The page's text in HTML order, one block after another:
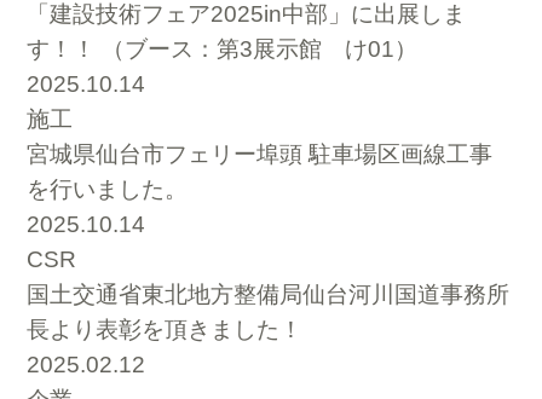
「建設技術フェア2025in中部」に出展しま
す！！ （ブース：第3展示館 け01）
2025.10.14
施工
宮城県仙台市フェリー埠頭 駐車場区画線工事
を行いました。
2025.10.14
CSR
国土交通省東北地方整備局仙台河川国道事務所
長より表彰を頂きました！
2025.02.12